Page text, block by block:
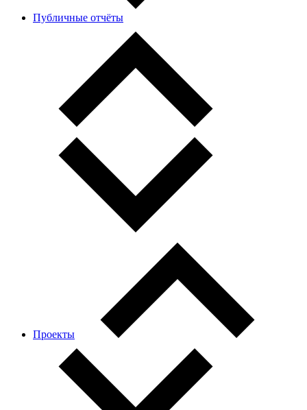
Публичные отчёты
Проекты